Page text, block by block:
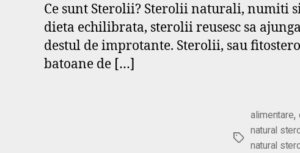
Ce sunt Sterolii? Sterolii naturali, numiti
dieta echilibrata, sterolii reusesc sa
destul de improtante. Sterolii, sau
batoane de […]
Etichete
alimentare,
natural
natural